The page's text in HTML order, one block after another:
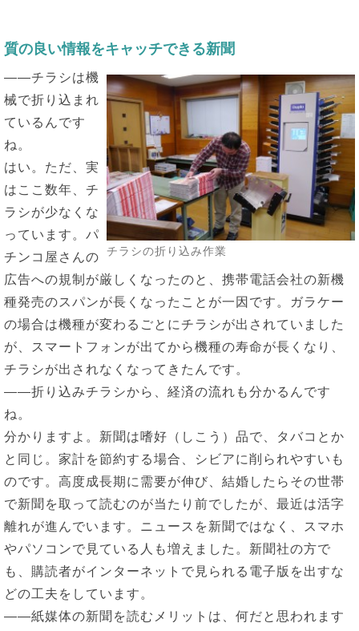
質の良い情報をキャッチできる新聞
チラシの折り込み作業
――チラシは機
械で折り込まれ
ているんです
ね。
はい。ただ、実
はここ数年、チ
ラシが少なくな
っています。パ
チンコ屋さんの
広告への規制が厳しくなったのと、携帯電話会社の新機
種発売のスパンが長くなったことが一因です。ガラケー
の場合は機種が変わるごとにチラシが出されていました
が、スマートフォンが出てから機種の寿命が長くなり、
チラシが出されなくなってきたんです。
――折り込みチラシから、経済の流れも分かるんです
ね。
分かりますよ。新聞は嗜好（しこう）品で、タバコとか
と同じ。家計を節約する場合、シビアに削られやすいも
のです。高度成長期に需要が伸び、結婚したらその世帯
で新聞を取って読むのが当たり前でしたが、最近は活字
離れが進んでいます。ニュースを新聞ではなく、スマホ
やパソコンで見ている人も増えました。新聞社の方で
も、購読者がインターネットで見られる電子版を出すな
どの工夫をしています。
――紙媒体の新聞を読むメリットは、何だと思われます